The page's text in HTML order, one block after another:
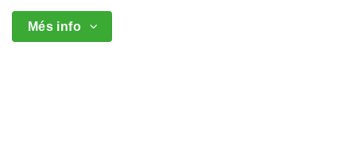
Més info